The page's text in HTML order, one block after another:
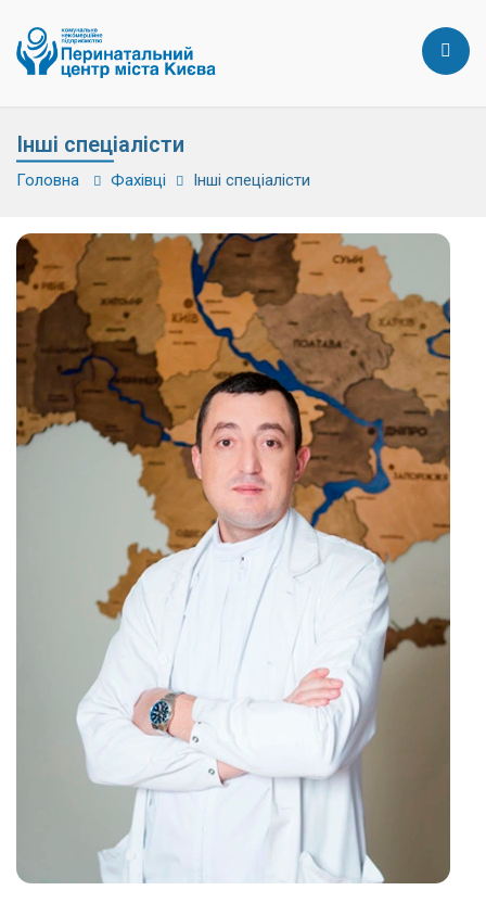
Інші спеціалісти
Головна Фахівці Інші спеціалісти